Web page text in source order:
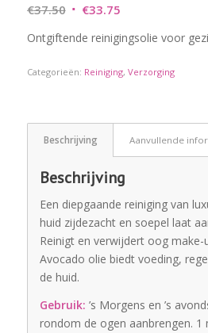
€37.50 Oorspronkelijke
was:
€37.50.
€33.75Huidige
is:
€33.75.
Ontgiftende reinigingsolie voor
Categorieën: Reiniging, Verzorging
Beschrijving Aanvullende
Beschrijving
Een diepgaande reiniging van
huid zijdezacht en soepel laat
Reinigt en verwijdert oog make-
Avocado olie biedt voeding,
de huid.
Gebruik: ’s Morgens en ’s
rondom de ogen aanbrengen. 1